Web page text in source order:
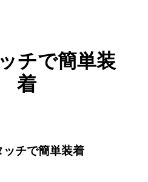
チで簡単装
着
ッチで簡単装着